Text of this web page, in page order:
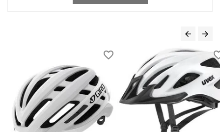
Icestorm
JOMA